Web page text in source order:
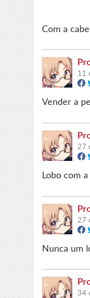
Com a
11
Vender a
27
Lobo com
27
Nunca um
34